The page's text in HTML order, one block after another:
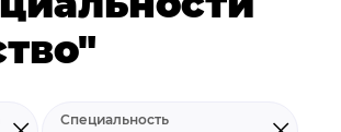
Специальность